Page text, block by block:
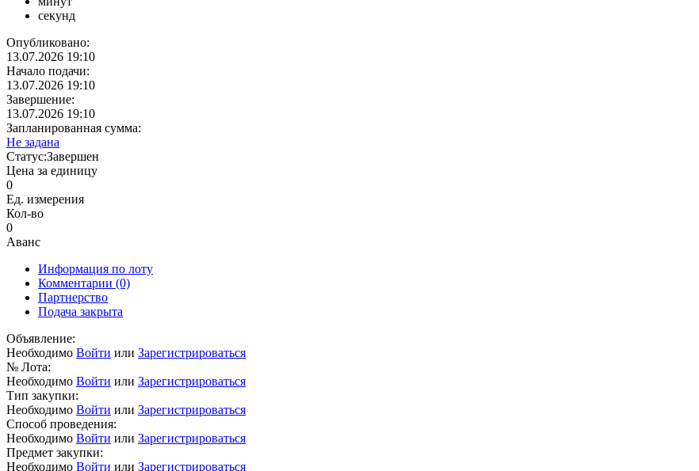
секунд
Опубликовано:
13.07.2026 19:10
Начало подачи:
13.07.2026 19:10
Завершение:
13.07.2026 19:10
Запланированная сумма:
Не задана
Статус:Завершен
Цена за единицу
0
Ед. измерения
Кол-во
0
Аванс
Информация по лоту
Комментарии (0)
Партнерство
Подача закрыта
Объявление:
Необходимо Войти или Зарегистрироваться
№ Лота:
Необходимо Войти или Зарегистрироваться
Тип закупки:
Необходимо Войти или Зарегистрироваться
Способ проведения:
Необходимо Войти или Зарегистрироваться
Предмет закупки:
Необходимо Войти или Зарегистрироваться